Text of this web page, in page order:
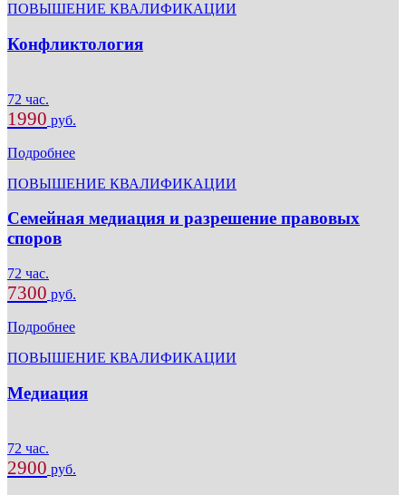
ПОВЫШЕНИЕ КВАЛИФИКАЦИИ
Конфликтология
72 час.
1990 руб.
Подробнее
ПОВЫШЕНИЕ КВАЛИФИКАЦИИ
Семейная медиация и разрешение правовых
споров
72 час.
7300 руб.
Подробнее
ПОВЫШЕНИЕ КВАЛИФИКАЦИИ
Медиация
72 час.
2900 руб.